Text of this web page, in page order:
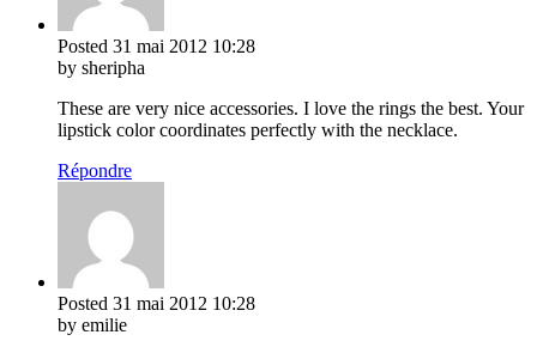
Posted 31 mai 2012 10:28
by sheripha
These are very nice accessories. I love the rings the best. Your
lipstick color coordinates perfectly with the necklace.
Répondre
Posted 31 mai 2012 10:28
by emilie